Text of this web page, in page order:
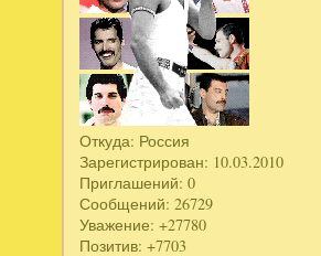
Откуда: Россия
Зарегистрирован: 10.03.2010
Приглашений: 0
Сообщений: 26729
Уважение: +27780
Позитив: +7703